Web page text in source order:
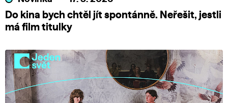
Do kina bych chtěl jít spontánně. Neřešit, jestli
má film titulky